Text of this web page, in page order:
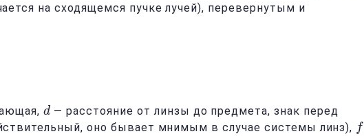
на сходящемся пучке лучей), перевернутым и
d
d — расстояние от линзы до предмета, знак перед
оно бывает мнимым в случае системы линз), f
f